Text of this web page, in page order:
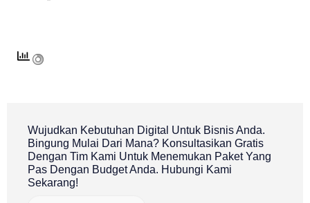
Wujudkan Kebutuhan Digital Untuk Bisnis Anda.
Bingung Mulai Dari Mana? Konsultasikan Gratis
Dengan Tim Kami Untuk Menemukan Paket Yang
Pas Dengan Budget Anda. Hubungi Kami
Sekarang!